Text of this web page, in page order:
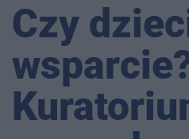
Czy